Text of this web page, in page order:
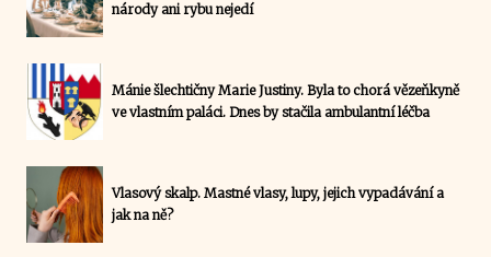
národy ani rybu nejedí
Mánie šlechtičny Marie Justiny. Byla to chorá vězeňkyně
ve vlastním paláci. Dnes by stačila ambulantní léčba
Vlasový skalp. Mastné vlasy, lupy, jejich vypadávání a
jak na ně?